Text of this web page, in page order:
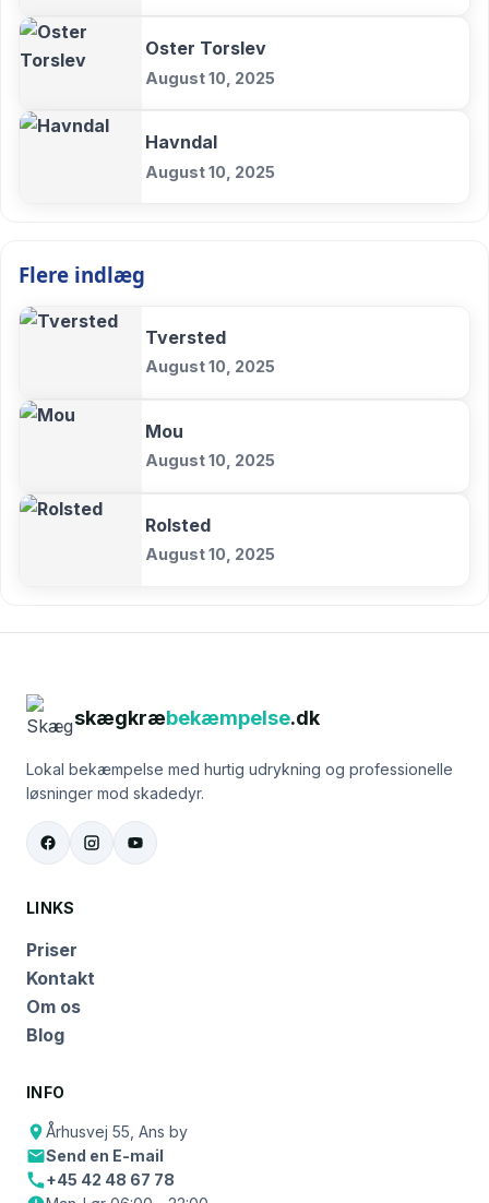
Oster Torslev
August 10, 2025
Havndal
August 10, 2025
Flere indlæg
Tversted
August 10, 2025
Mou
August 10, 2025
Rolsted
August 10, 2025
skægkræbekæmpelse.dk
Lokal bekæmpelse med hurtig udrykning og professionelle
løsninger mod skadedyr.
LINKS
Priser
Kontakt
Om os
Blog
INFO
Århusvej 55, Ans by
Send en E-mail
+45 42 48 67 78